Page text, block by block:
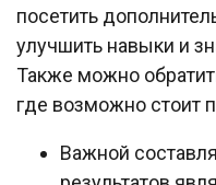
посетить
улучшить навыки и
Также можно
где возможно стоит
Важной